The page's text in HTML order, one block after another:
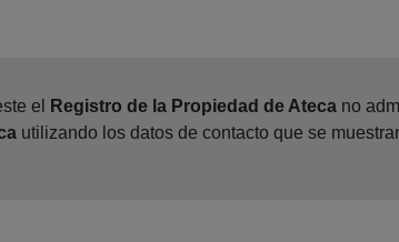
el Registro de la Propiedad de Ateca no
utilizando los datos de contacto que se